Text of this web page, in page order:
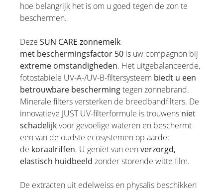
hoe belangrijk het is om u goed tegen de zon te
beschermen.
Deze SUN CARE zonnemelk
met beschermingsfactor 50 is uw compagnon bij
extreme omstandigheden. Het uitgebalanceerde,
fotostabiele UV-A-/UV-B-filtersysteem biedt u een
betrouwbare beschermingtegen zonnebrand.
Minerale filters versterken de breedbandfilters. De
innovatieve JUST UV-filterformule is trouwens niet
schadelijkvoor gevoelige wateren en beschermt
een van de oudste ecosystemen op aarde:
de koraalriffen. U geniet van eenverzorgd,
elastisch huidbeeld zonder storende witte film.
De extracten uit edelweiss en physalis beschikken